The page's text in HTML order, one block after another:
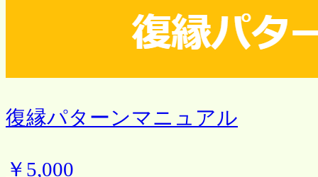
復縁パターンマニュアル
￥5,000